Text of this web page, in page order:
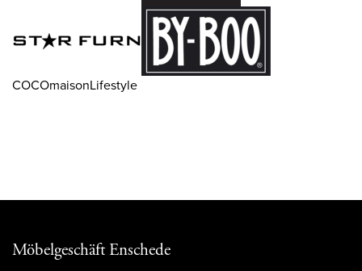
COCOmaisonLifestyle
Möbelgeschäft Enschede